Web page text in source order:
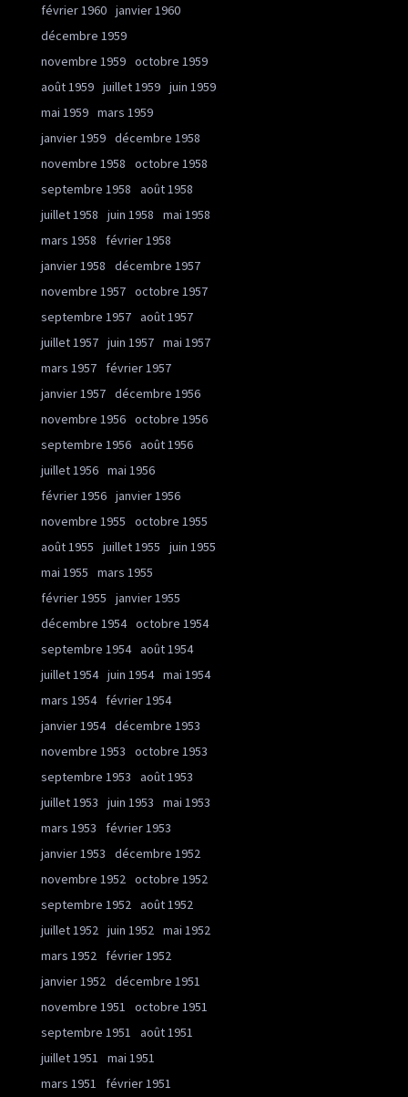
février 1960 janvier 1960
décembre 1959
novembre 1959 octobre 1959
août 1959 juillet 1959 juin 1959
mai 1959 mars 1959
janvier 1959 décembre 1958
novembre 1958
octobre 1958
septembre 1958
août 1958
juillet 1958
juin 1958
mai 1958
mars 1958
février 1958
janvier 1958
décembre 1957
novembre 1957 octobre 1957
septembre 1957 août 1957
juillet 1957 juin 1957 mai 1957
mars 1957
février 1957
janvier 1957 décembre 1956
novembre 1956 octobre 1956
septembre 1956 août 1956
juillet 1956 mai 1956
février 1956 janvier 1956
novembre 1955
octobre 1955
août 1955
juillet 1955
juin 1955
mai 1955
mars 1955
février 1955
janvier 1955
décembre 1954 octobre 1954
septembre 1954 août 1954
juillet 1954 juin 1954 mai 1954
mars 1954
février 1954
janvier 1954 décembre 1953
novembre 1953
octobre 1953
septembre 1953
août 1953
juillet 1953
juin 1953
mai 1953
mars 1953
février 1953
janvier 1953
décembre 1952
novembre 1952 octobre 1952
septembre 1952 août 1952
juillet 1952 juin 1952 mai 1952
mars 1952
février 1952
janvier 1952 décembre 1951
novembre 1951
octobre 1951
septembre 1951
août 1951
juillet 1951
mai 1951
mars 1951
février 1951